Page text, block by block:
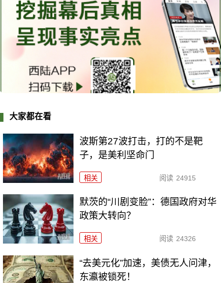
大家都在看
波斯第27波打击，打的不是靶
子，是美利坚命门
相关 阅读 24915
默茨的“川剧变脸”：德国政府对华
政策大转向？
相关 阅读 24326
“去美元化”加速，美债无人问津，
东瀛被锁死！